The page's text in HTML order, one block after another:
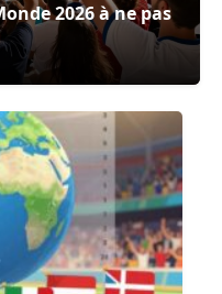
2026 à ne pas